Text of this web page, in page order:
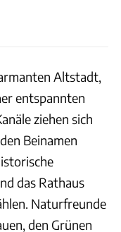
Altstadt,
entspannten
ziehen sich
Beinamen
das Rathaus
Naturfreunde
den Grünen